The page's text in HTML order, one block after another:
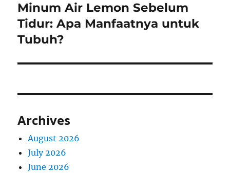
Next
post:
Minum Air Lemon Sebelum
Tidur: Apa Manfaatnya untuk
Tubuh?
Archives
August 2026
July 2026
June 2026